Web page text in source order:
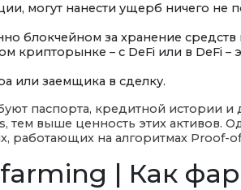
могут нанести ущерб ничего не
блокчейном за хранение
– с DeFi или в DeFi –
или заемщика в сделку.
паспорта, кредитной истории
тем выше ценность этих
работающих на алгоритмах Proof-
| Как